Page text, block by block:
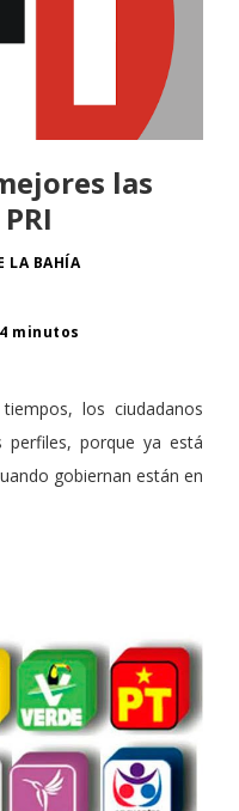
las
LA BAHÍA
minutos
los ciudadanos
porque ya está
gobiernan están en